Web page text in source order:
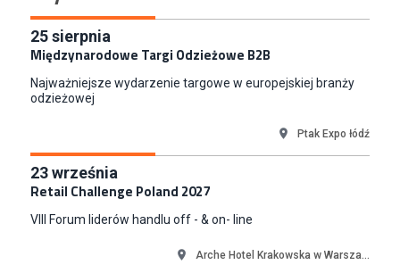
Key Account Manager Meble
Empik
Młodszy Specjalista ds. Sprzedaży B2B (K/M/N)
Warszawa
Key Account Manager
Puccini
25sierpnia
Międzynarodowe Targi Odzieżowe B2B
Najważniejsze wydarzenie targowe w europejskiej branży
odzieżowej
Ptak Expo łódź
23września
Retail Challenge Poland 2027
VIII Forum liderów handlu off - & on- line
Arche Hotel Krakowska w Warsza...